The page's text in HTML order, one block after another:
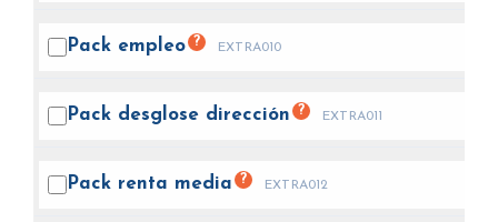
Pack empleo ? EXTRA010
Pack desglose dirección ? EXTRA011
Pack renta media ? EXTRA012